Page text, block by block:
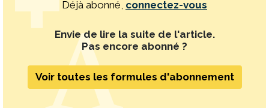
Déjà abonné, connectez-vous
Envie de lire la suite de l'article.
Pas encore abonné ?
Voir toutes les formules d'abonnement